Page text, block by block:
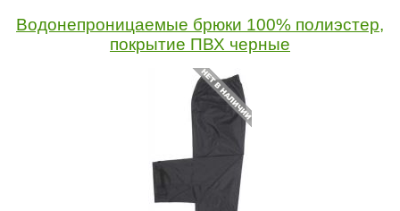
Водонепроницаемые брюки 100% полиэстер,
покрытие ПВХ черные